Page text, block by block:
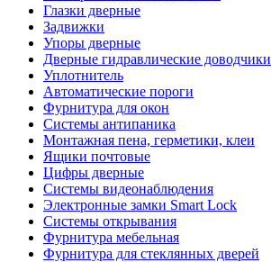
Глазки дверные
Задвижки
Упоры дверные
Дверные гидравлические доводчики
Уплотнитель
Автоматические пороги
Фурнитура для окон
Системы антипаника
Монтажная пена, герметики, клеи
Ящики почтовые
Цифры дверные
Системы видеонаблюдения
Электронные замки Smart Lock
Системы открывания
Фурнитура мебельная
Фурнитура для стеклянных дверей